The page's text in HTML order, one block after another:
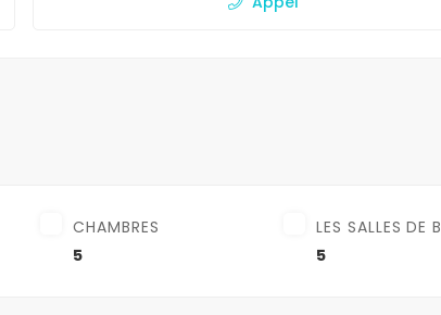
CHAMBRES
5
LES SALLES DE
5